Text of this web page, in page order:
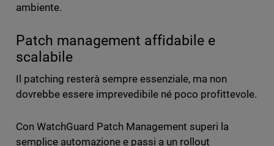
ambiente.
Patch management affidabile e
scalabile
Il patching resterà sempre essenziale, ma non
dovrebbe essere imprevedibile né poco profittevole.
Con WatchGuard Patch Management superi la
semplice automazione e passi a un rollout